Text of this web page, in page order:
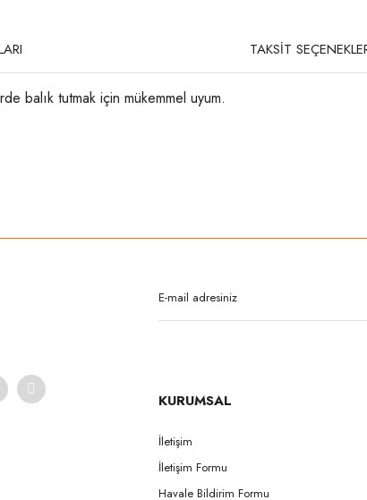
TAKSİT
balık tutmak için mükemmel uyum.
KURUMSAL
İletişim
İletişim Formu
Havale Bildirim Formu